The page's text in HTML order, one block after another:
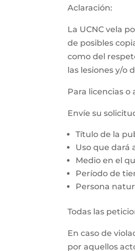
Aclaración:
La UCNC vela
de posibles
como del
las lesiones y/o
Para licencias o
Envíe su
Título de la
Uso que dará
Medio en el
Período de
Persona
Todas las
En caso de
por aquellos